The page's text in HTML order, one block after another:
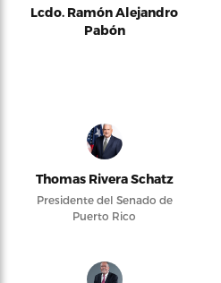
Lcdo. Ramón Alejandro
Pabón
Thomas Rivera Schatz
Presidente del Senado de
Puerto Rico